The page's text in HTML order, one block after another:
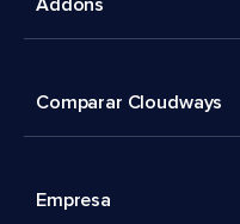
Addons
Comparar Cloudways
Empresa